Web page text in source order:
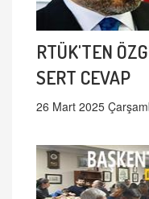
RTÜK'TEN
SERT CEVAP
26 Mart 2025